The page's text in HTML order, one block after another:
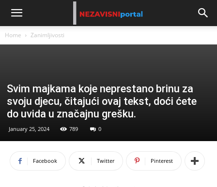
Home Zanimljivosti
Svim majkama koje neprestano brinu za
svoju djecu, čitajući ovaj tekst, doći ćete
do uvida u značajnu grešku.
January 25, 2024 789 0
Facebook Twitter Pinterest